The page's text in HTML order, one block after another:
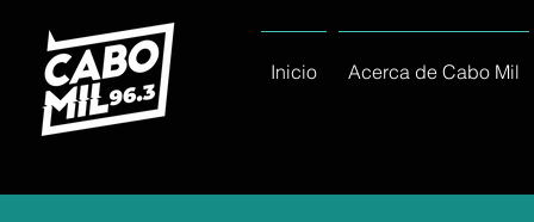
Inicio Acerca de Cabo Mil